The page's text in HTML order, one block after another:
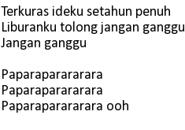
Terkuras ideku setahun penuh
Liburanku tolong jangan ganggu
Jangan ganggu
Paparaparararara
Paparaparararara
Paparaparararara ooh